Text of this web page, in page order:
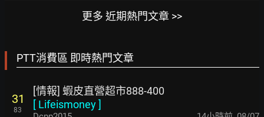
更多 近期熱門文章 >>
PTT消費區 即時熱門文章
31
83
[情報] 蝦皮直營超市888-400
[ Lifeismoney]